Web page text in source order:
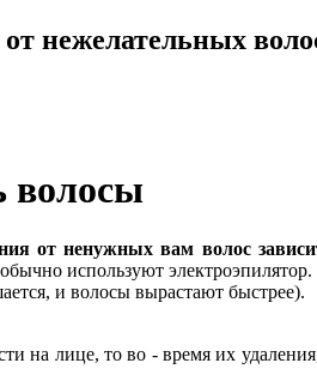
нежелательных
волосы
от ненужных вам волос
используют
и волосы вырастают быстрее).
на лице, то во - время их